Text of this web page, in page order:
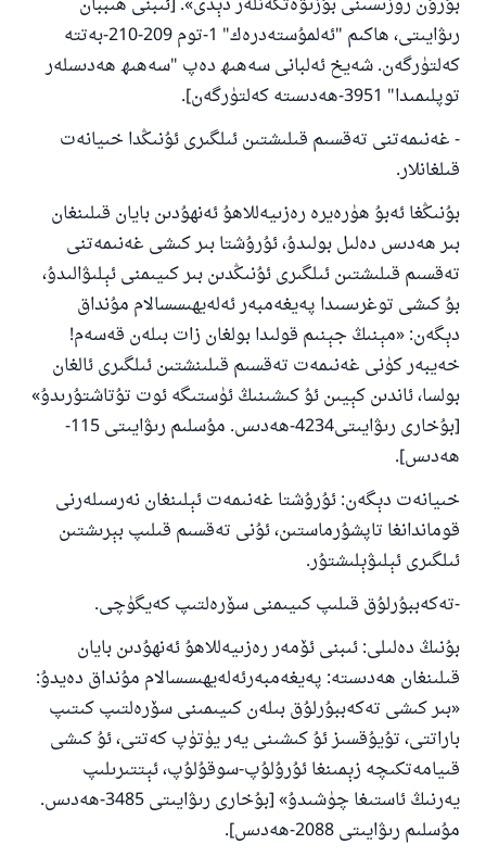
رىۋايىتى، ھاكىم "ئەلمۇستەدرەك" 1-توم 209-210-بەتتە
كەلتۈرگەن. شەيخ ئەلبانى سەھىھ دەپ "سەھىھ ھەدىسلەر
توپلىمىدا" 3951-ھەدىستە كەلتۈرگەن].
- غەنىمەتنى تەقسىم قىلىشتىن ئىلگىرى ئۇنىڭدا خىيانەت
قىلغانلار.
بۇنىڭغا ئەبۇ ھۈرەيرە رەزىيەللاھۇ ئەنھۇدىن بايان قىلىنغان
بىر ھەدىس دەلىل بولىدۇ، ئۇرۇشتا بىر كىشى غەنىمەتنى
تەقسىم قىلىشتىن ئىلگىرى ئۇنىڭدىن بىر كىيىمنى ئېلىۋالىدۇ،
بۇ كىشى توغرىسىدا پەيغەمبەر ئەلەيھىسسالام مۇنداق
دېگەن: «مېنىڭ جېنىم قولىدا بولغان زات بىلەن قەسەم!
خەيبەر كۈنى غەنىمەت تەقسىم قىلىنشتىن ئىلگىرى ئالغان
بولسا، ئاندىن كېيىن ئۇ كىشىنىڭ ئۈستىگە ئوت تۇتاشتۇرىدۇ»
[بۇخارى رىۋايىتى4234-ھەدىس. مۇسلىم رىۋايىتى 115-
ھەدىس].
خىيانەت دېگەن: ئۇرۇشتا غەنىمەت ئېلىنغان نەرسىلەرنى
قوماندانغا تاپشۇرماستىن، ئۇنى تەقسىم قىلىپ بېرىشتىن
ئىلگىرى ئېلىۋېلىشتۇر.
-تەكەببۇرلۇق قىلىپ كىيىمنى سۆرەلتىپ كەيگۈچى.
بۇنىڭ دەلىلى: ئىبنى ئۆمەر رەزىيەللاھۇ ئەنھۇدىن بايان
قىلىنغان ھەدىستە: پەيغەمبەرئەلەيھىسسالام مۇنداق دەيدۇ:
«بىر كىشى تەكەببۇرلۇق بىلەن كىيىمىنى سۆرەلتىپ كىتىپ
باراتتى، تۇيۇقسىز ئۇ كىشىنى يەر يۈتۈپ كەتتى، ئۇ كىشى
قىيامەتكىچە زېمىنغا ئۇرۇلۇپ-سوقۇلۇپ، ئېتتىرىلىپ
يەرنىڭ ئاستىغا چۈشىدۇ» [بۇخارى رىۋايىتى 3485-ھەدىس.
مۇسلىم رىۋايىتى 2088-ھەدىس].